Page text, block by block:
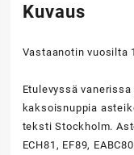
Kuvaus
Vastaanotin vuosilta
Etulevyssä
kaksoisnuppia
teksti Stockholm.
ECH81, EF89,